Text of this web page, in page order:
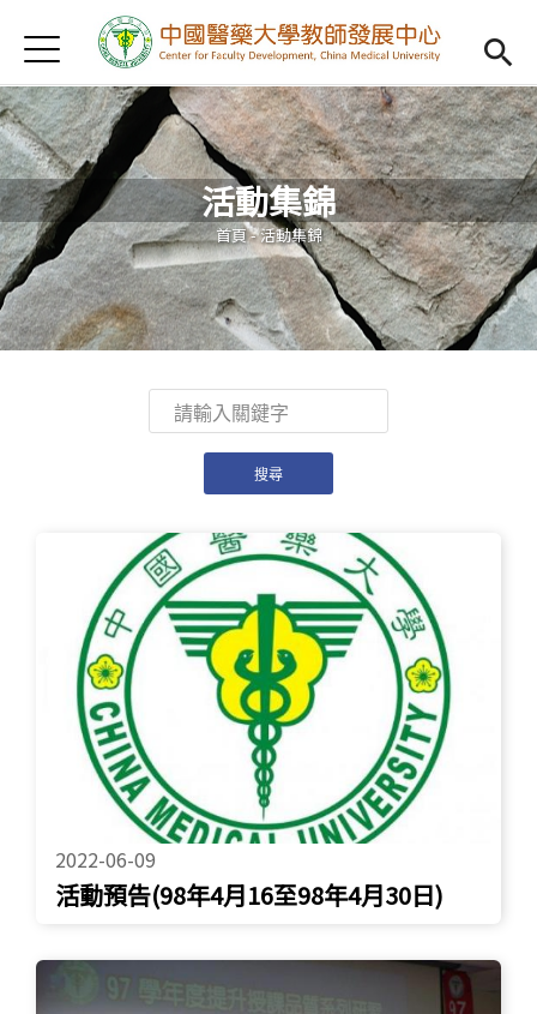
首頁
Open
認識我們
Open
教學研習
Open
新進教師
Open
傑出教授
Open
教師專業社群
Jump to Navigation
Jump to Main content
活動集錦
您在這裡
首頁-活動集錦
2022-06-09
活動預告(98年4月16至98年4月30日)